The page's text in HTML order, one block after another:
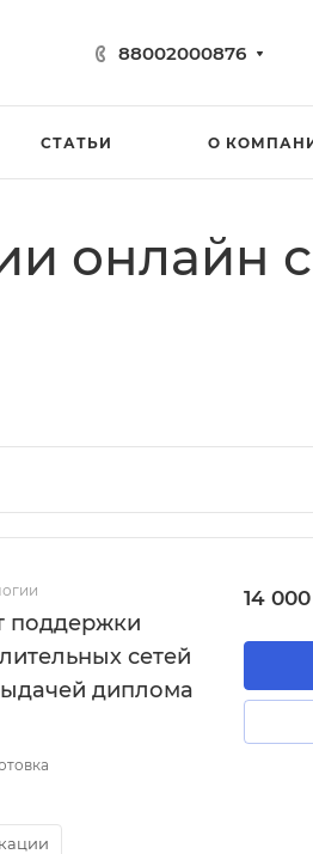
88002000876
СТАТЬИ О
онлайн
поддержки
сетей
диплома
14